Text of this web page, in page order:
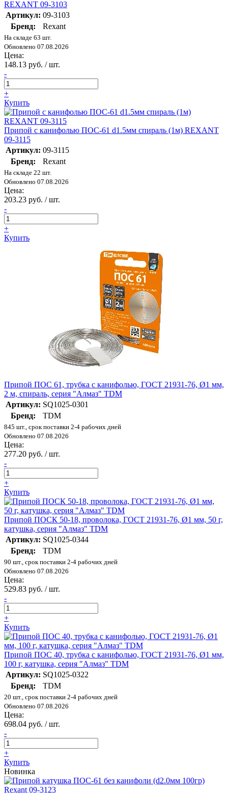
REXANT 09-3103
Артикул: 09-3103
Бренд:
Rexant
На складе 63 шт.
Обновлено 07.08.2026
Цена:
148.13 руб. / шт.
-
+
Купить
Припой с канифолью ПОС-61 d1.5мм спираль (1м) REXANT
09-3115
Артикул: 09-3115
Бренд:
Rexant
На складе 22 шт.
Обновлено 07.08.2026
Цена:
203.23 руб. / шт.
-
+
Купить
Припой ПОС 61, трубка с канифолью, ГОСТ 21931-76, Ø1 мм,
2 м, спираль, серия "Алмаз" TDM
Артикул: SQ1025-0301
Бренд:
TDM
845 шт., срок поставки 2-4 рабочих дней
Обновлено 07.08.2026
Цена:
277.20 руб. / шт.
-
+
Купить
Припой ПОСК 50-18, проволока, ГОСТ 21931-76, Ø1 мм, 50 г,
катушка, серия "Алмаз" TDM
Артикул: SQ1025-0344
Бренд:
TDM
90 шт., срок поставки 2-4 рабочих дней
Обновлено 07.08.2026
Цена:
529.83 руб. / шт.
-
+
Купить
Припой ПОС 40, трубка с канифолью, ГОСТ 21931-76, Ø1 мм,
100 г, катушка, серия "Алмаз" TDM
Артикул: SQ1025-0322
Бренд:
TDM
20 шт., срок поставки 2-4 рабочих дней
Обновлено 07.08.2026
Цена:
698.04 руб. / шт.
-
+
Купить
Новинка